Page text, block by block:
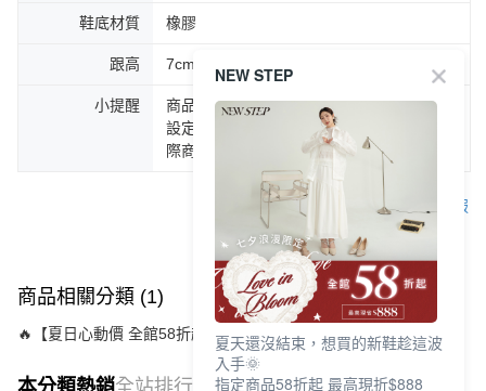
鞋底材質 橡膠
跟高 7cm
小提醒
商品圖片顏色會因拍攝燈光環境或個人螢幕
設定不同，而造成部份色差現象，顏色以實
際商品為主。
客服
商品相關分類 (1)
🔥【夏日心動價 全館58折起 】
本分類熱銷全站排行
NEW STEP
夏天還沒結束，想買的新鞋趁這波
入手🌞
指定商品58折起 最高現折$888